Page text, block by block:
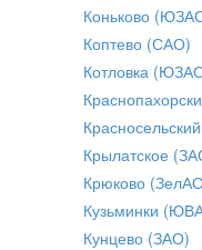
Коньково
Коптево (САО)
Котловка
Крылатское
Крюково
Кузьминки
Кунцево (ЗАО)